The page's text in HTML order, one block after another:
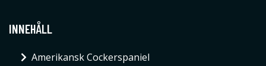
INNEHÅLL
Amerikansk Cockerspaniel